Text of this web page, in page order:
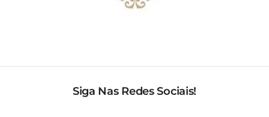
Siga Nas Redes Sociais!